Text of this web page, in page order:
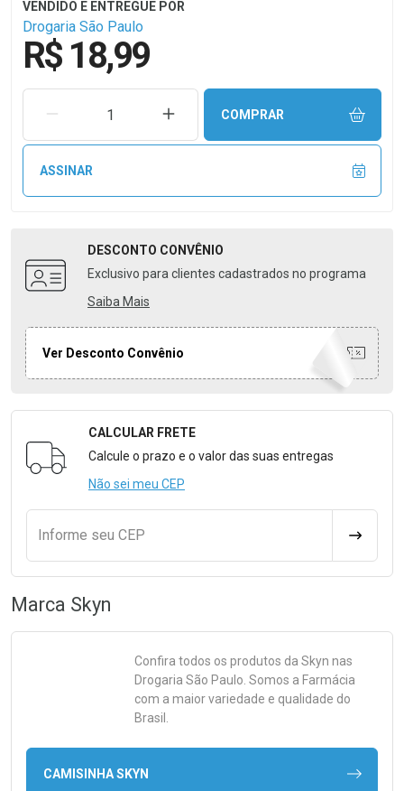
Drogaria São Paulo
R$ 18,99
REMOVER UMA UNIDADEAUMENTAR UMA UNIDADE
COMPRAR
ASSINAR
DESCONTO CONVÊNIO
Exclusivo para clientes cadastrados no programa
Saiba Mais
Ver Desconto Convênio
Formulário para Calcular o Frete
CALCULAR FRETE
Calcule o prazo e o valor das suas entregas
Não sei meu CEP
Informe seu CEP
Marca Skyn
Confira todos os produtos da Skyn nas
Drogaria São Paulo. Somos a Farmácia
com a maior variedade e qualidade do
Brasil.
CAMISINHA SKYN